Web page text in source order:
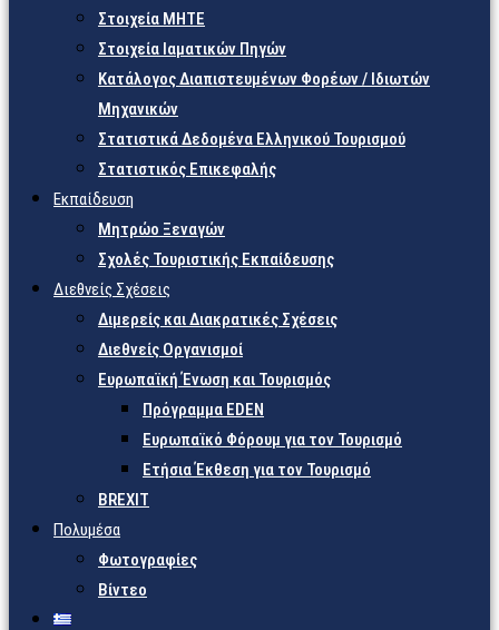
Στοιχεία ΜΗΤΕ
Στοιχεία Ιαματικών Πηγών
Κατάλογος Διαπιστευμένων Φορέων / Ιδιωτών
Μηχανικών
Στατιστικά Δεδομένα Ελληνικού Τουρισμού
Στατιστικός Επικεφαλής
Εκπαίδευση
Μητρώο Ξεναγών
Σχολές Τουριστικής Εκπαίδευσης
Διεθνείς Σχέσεις
Διμερείς και Διακρατικές Σχέσεις
Διεθνείς Οργανισμοί
Ευρωπαϊκή Ένωση και Τουρισμός
Πρόγραμμα EDEN
Ευρωπαϊκό Φόρουμ για τον Τουρισμό
Ετήσια Έκθεση για τον Τουρισμό
BREXIT
Πολυμέσα
Φωτογραφίες
Βίντεο